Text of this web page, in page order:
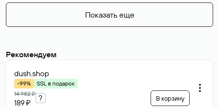
Показать еще
Рекомендуем
dush.shop
-99%
SSL в подарок
14 982 ₽
189 ₽
? В корзину